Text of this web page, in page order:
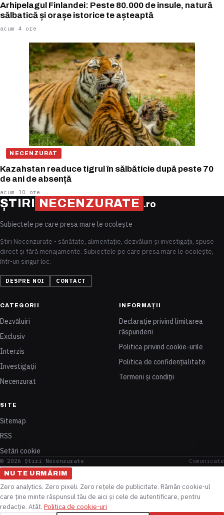
Arhipelagul Finlandei: Peste 80.000 de insule, natură
sălbatică și orașe istorice te așteaptă
acum 4 ore
NECENZURAT
Kazahstan readuce tigrul în sălbăticie după peste 70
de ani de absență
acum 10 ore
ȘTIRI NECENZURATE .ro
Subiectele pe care presa mare le ocolește
Știri Necenzurate - sănătate, alimentație, dezvăluiri și investigații, spuse
direct și fără menajamente. Subiectele pe care presa mare le ocolește,
într-un singur loc.
DESPRE NOI CONTACT
CATEGORII
Dezvăluiri
Exclusiv
Interzis
Investigații
Necenzurat
INFORMAȚII
Declarație privind limitarea
răspunderii
Politica privind cookie-urile
Politica de confidențialitate
Termeni și condiții
SITE
Sitemap
RSS
Setări cookie
© 2026 Știri Necenzurate
Comunicate
NU TE URMĂRIM
Zero analytics. Zero pixeli. Zero rețele de publicitate. Rămân cookie-ul
care ține minte răspunsul tău de aici și cele de autentificare, pentru
redacție. Atât. Politica de cookie-uri